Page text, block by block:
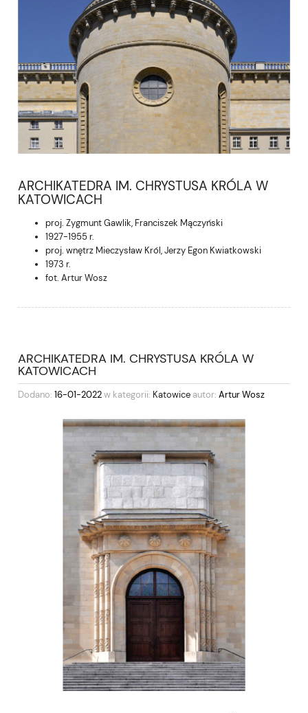
ARCHIKATEDRA IM. CHRYSTUSA KRÓLA W
KATOWICACH
proj. Zygmunt Gawlik, Franciszek Mączyński
1927-1955 r.
proj. wnętrz Mieczysław Król, Jerzy Egon Kwiatkowski
1973 r.
fot. Artur Wosz
ARCHIKATEDRA IM. CHRYSTUSA KRÓLA W
KATOWICACH
Dodano: 16-01-2022w kategorii: Katowice autor: Artur Wosz